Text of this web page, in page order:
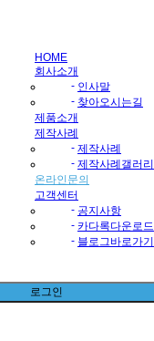
HOME
회사소개
- 인사말
- 찾아오시는길
제품소개
제작사례
- 제작사례
- 제작사례갤러리
온라인문의
고객센터
- 공지사항
- 카다록다운로드
- 블로그바로가기
로그인